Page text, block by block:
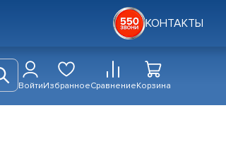
КОНТАКТЫ
ВойтиИзбранноеСравнениеКорзина